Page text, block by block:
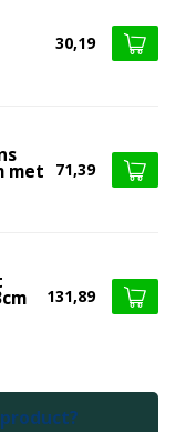
30,19
met 71,39
131,89